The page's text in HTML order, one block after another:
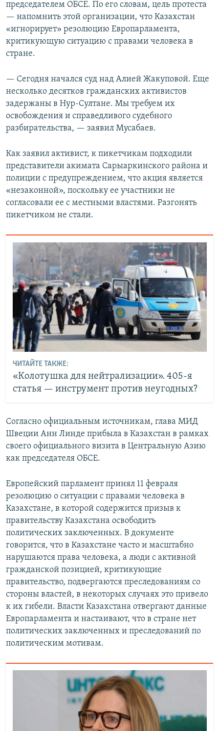
председателем ОБСЕ. По его словам, цель протеста
— напомнить этой организации, что Казахстан
«игнорирует» резолюцию Европарламента,
критикующую ситуацию с правами человека в
стране.
— Сегодня начался суд над Алией Жакуповой. Еще
несколько десятков гражданских активистов
задержаны в Нур-Султане. Мы требуем их
освобождения и справедливого судебного
разбирательства, — заявил Мусабаев.
Как заявил активист, к пикетчикам подходили
представители акимата Сарыаркинского района и
полиции с предупреждением, что акция является
«незаконной», поскольку ее участники не
согласовали ее с местными властями. Разгонять
пикетчиком не стали.
ЧИТАЙТЕ ТАКЖЕ:
«Колотушка для нейтрализации». 405-я
статья — инструмент против неугодных?
Согласно официальным источникам, глава МИД
Швеции Анн Линде прибыла в Казахстан в рамках
своего официального визита в Центральную Азию
как председателя ОБСЕ.
Европейский парламент принял 11 февраля
резолюцию о ситуации с правами человека в
Казахстане, в которой содержится призыв к
правительству Казахстана освободить
политических заключенных. В документе
говорится, что в Казахстане часто и масштабно
нарушаются права человека, а люди с активной
гражданской позицией, критикующие
правительство, подвергаются преследованиям со
стороны властей, в некоторых случаях это привело
к их гибели. Власти Казахстана отвергают данные
Европарламента и настаивают, что в стране нет
политических заключенных и преследований по
политическим мотивам.